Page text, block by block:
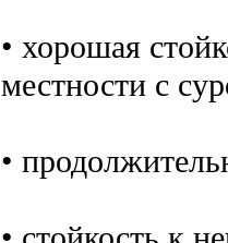
• хорошая
местности с
•